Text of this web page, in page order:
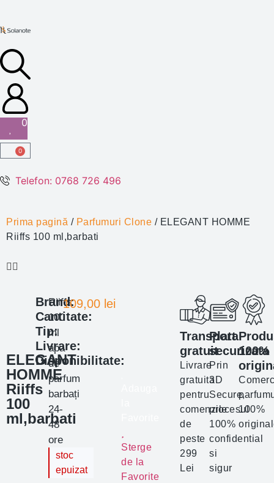
0
0
Telefon: 0768 726 496
Prima pagină / Parfumuri Clone / ELEGANT HOMME
Riiffs 100 ml,barbati
ELEGANT
HOMME
Riiffs
100
ml,barbati
Brand:
Cantitate:
Tip:
Livrare:
Disponibilitate:
Riiffs
100
ml
apa
de
parfum
barbați
24-
48
ore
stoc
epuizat
109,00 lei
Sterge
de la
Favorite
Transport
gratuit
Livrare
gratuita
pentru
comenzile
de
peste
299
Lei
Plata
securizata
Prin
3D
Secure,
procesul
100%
confidential
si
sigur
100%
100%